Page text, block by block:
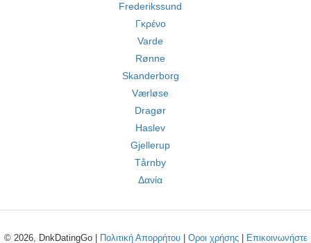
Frederikssund
Γκρένο
Varde
Rønne
Skanderborg
Værløse
Dragør
Haslev
Gjellerup
Tårnby
Δανία
© 2026, DnkDatingGo | Πολιτική Απορρήτου| Οροι χρήσης| Επικοινωνήστε